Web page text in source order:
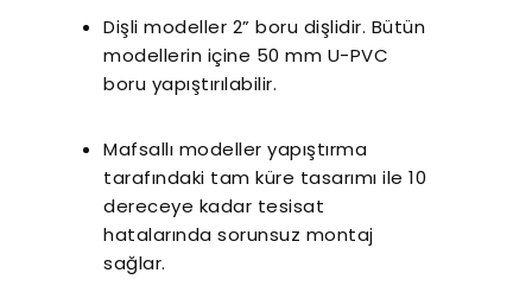
Dişli modeller 2” boru dişlidir. Bütün
modellerin içine 50 mm U-PVC
boru yapıştırılabilir.
Mafsallı modeller yapıştırma
tarafındaki tam küre tasarımı ile 10
dereceye kadar tesisat
hatalarında sorunsuz montaj
sağlar.